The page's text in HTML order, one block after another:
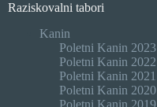
Raziskovalni tabori
Kanin
Poletni Kanin 2023
Poletni Kanin 2022
Poletni Kanin 2021
Poletni Kanin 2020
Poletni Kanin 2019